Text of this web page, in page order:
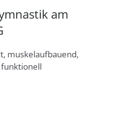
am
muskelaufbauend,